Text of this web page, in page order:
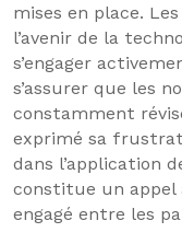
mises en place.
l’avenir de la
s’engager
s’assurer que les
constamment
exprimé sa
dans l’application
constitue un appel
engagé entre les